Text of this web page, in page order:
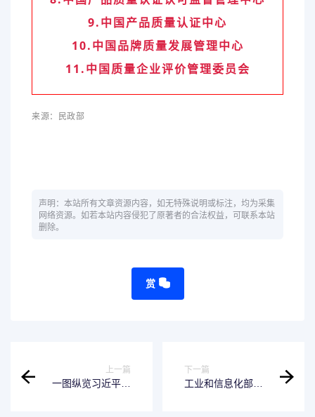
9.中国产品质量认证中心
10.中国品牌质量发展管理中心
11.中国质量企业评价管理委员会
来源：民政部
声明：本站所有文章资源内容，如无特殊说明或标注，均为采集
网络资源。如若本站内容侵犯了原著者的合法权益，可联系本站
删除。
赏
上一篇
一图纵览习近平经
下一篇
工业和信息化部等